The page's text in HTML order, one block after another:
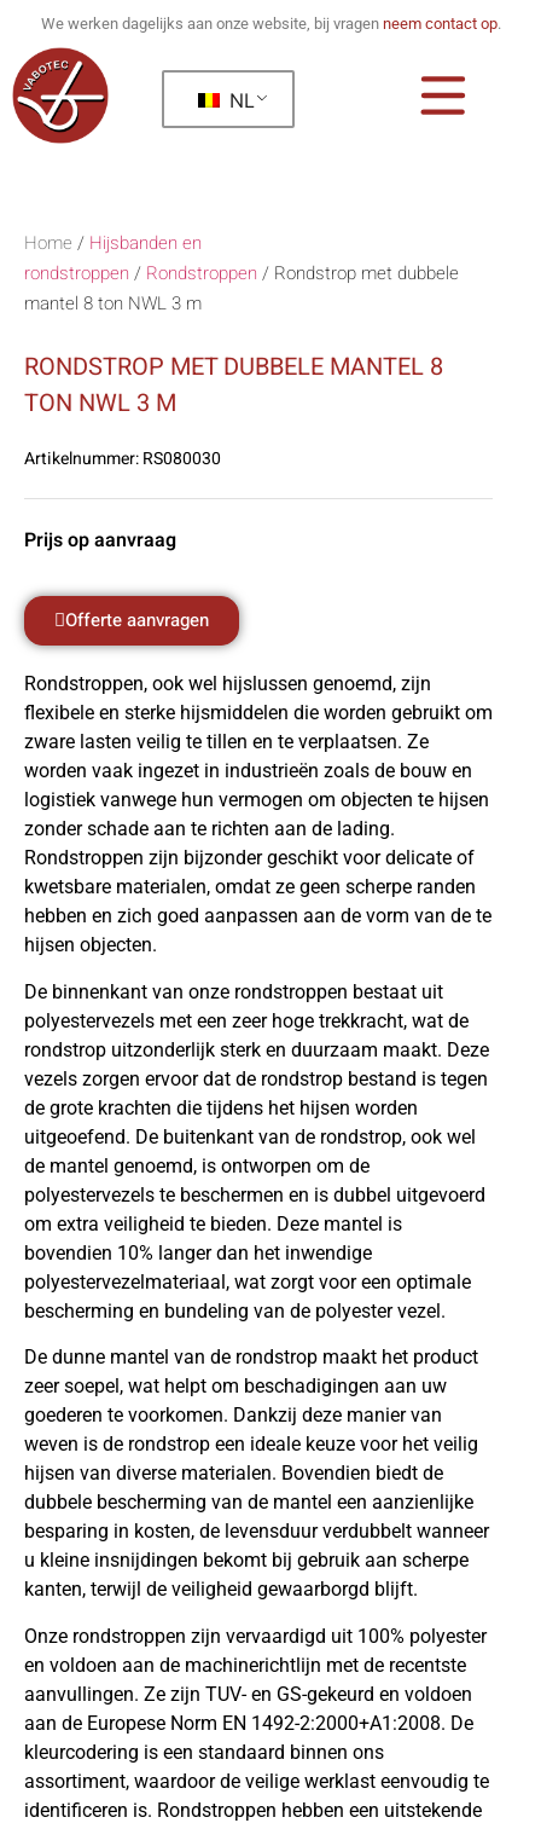
We werken dagelijks aan onze website, bij vragen neem contact op.
NL
Home / Hijsbanden en
rondstroppen / Rondstroppen / Rondstrop met dubbele
mantel 8 ton NWL 3 m
RONDSTROP MET DUBBELE MANTEL 8
TON NWL 3 M
Artikelnummer:RS080030
Prijs op aanvraag
Offerte aanvragen
Rondstroppen, ook wel hijslussen genoemd, zijn
flexibele en sterke hijsmiddelen die worden gebruikt om
zware lasten veilig te tillen en te verplaatsen. Ze
worden vaak ingezet in industrieën zoals de bouw en
logistiek vanwege hun vermogen om objecten te hijsen
zonder schade aan te richten aan de lading.
Rondstroppen zijn bijzonder geschikt voor delicate of
kwetsbare materialen, omdat ze geen scherpe randen
hebben en zich goed aanpassen aan de vorm van de te
hijsen objecten.
De binnenkant van onze rondstroppen bestaat uit
polyestervezels met een zeer hoge trekkracht, wat de
rondstrop uitzonderlijk sterk en duurzaam maakt. Deze
vezels zorgen ervoor dat de rondstrop bestand is tegen
de grote krachten die tijdens het hijsen worden
uitgeoefend. De buitenkant van de rondstrop, ook wel
de mantel genoemd, is ontworpen om de
polyestervezels te beschermen en is dubbel uitgevoerd
om extra veiligheid te bieden. Deze mantel is
bovendien 10% langer dan het inwendige
polyestervezelmateriaal, wat zorgt voor een optimale
bescherming en bundeling van de polyester vezel.
De dunne mantel van de rondstrop maakt het product
zeer soepel, wat helpt om beschadigingen aan uw
goederen te voorkomen. Dankzij deze manier van
weven is de rondstrop een ideale keuze voor het veilig
hijsen van diverse materialen. Bovendien biedt de
dubbele bescherming van de mantel een aanzienlijke
besparing in kosten, de levensduur verdubbelt wanneer
u kleine insnijdingen bekomt bij gebruik aan scherpe
kanten, terwijl de veiligheid gewaarborgd blijft.
Onze rondstroppen zijn vervaardigd uit 100% polyester
en voldoen aan de machinerichtlijn met de recentste
aanvullingen. Ze zijn TUV- en GS-gekeurd en voldoen
aan de Europese Norm EN 1492-2:2000+A1:2008. De
kleurcodering is een standaard binnen ons
assortiment, waardoor de veilige werklast eenvoudig te
identificeren is. Rondstroppen hebben een uitstekende